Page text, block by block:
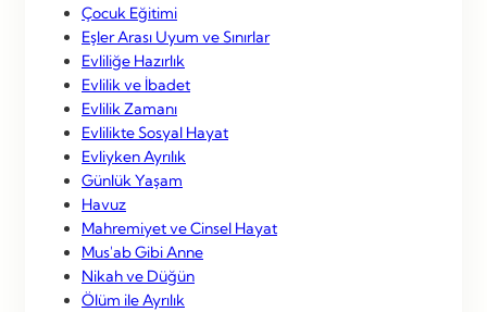
Çocuk Eğitimi
Eşler Arası Uyum ve Sınırlar
Evliliğe Hazırlık
Evlilik ve İbadet
Evlilik Zamanı
Evlilikte Sosyal Hayat
Evliyken Ayrılık
Günlük Yaşam
Havuz
Mahremiyet ve Cinsel Hayat
Mus'ab Gibi Anne
Nikah ve Düğün
Ölüm ile Ayrılık